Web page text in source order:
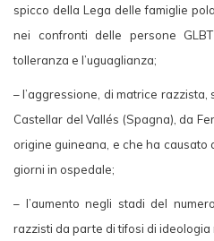
spicco della Lega delle famiglie
nei confronti delle persone
tolleranza e l’uguaglianza;
– l’aggressione, di matrice
Castellar del Vallés (Spagna), da
origine guineana, e che ha causato
giorni in ospedale;
– l’aumento negli stadi del
razzisti da parte di tifosi di ideologia